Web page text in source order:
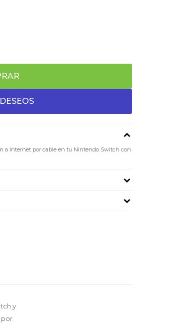
a Internet por cable en tu Nintendo Switch con
y
por